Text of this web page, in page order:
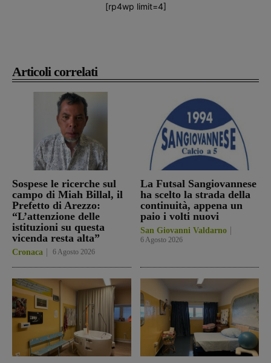
Articoli correlati
Sospese le ricerche sul
campo di Miah Billal, il
Prefetto di Arezzo:
“L’attenzione delle
istituzioni su questa
vicenda resta alta”
Cronaca 6 Agosto 2026
La Futsal Sangiovannese
ha scelto la strada della
continuità, appena un
paio i volti nuovi
San Giovanni Valdarno
6 Agosto 2026
[rp4wp limit=4]